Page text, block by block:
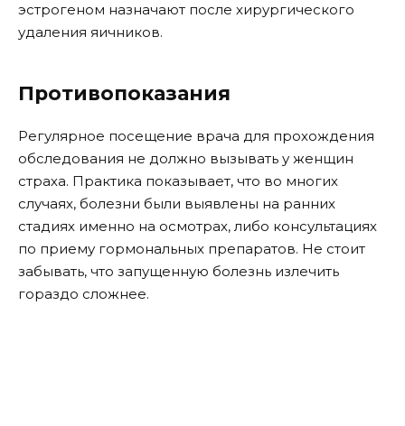
эстрогеном назначают после хирургического
удаления яичников.
Противопоказания
Регулярное посещение врача для прохождения
обследования не должно вызывать у женщин
страха. Практика показывает, что во многих
случаях, болезни были выявлены на ранних
стадиях именно на осмотрах, либо консультациях
по приему гормональных препаратов. Не стоит
забывать, что запущенную болезнь излечить
гораздо сложнее.